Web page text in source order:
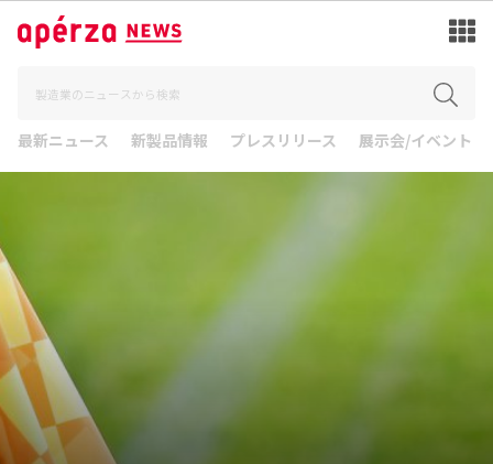
最新ニュース 新製品情報 プレスリリース 展示会/イベント